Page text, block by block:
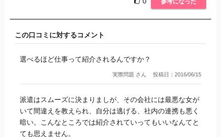
この口コミに対するコメント
選べるほど仕事って紹介されるんですか？
実際問題 さん 投稿日：2016/06/15
派遣はスムーズに決まりましが、その会社には最悪な女が
いて間違えを教えられ、自分は逃げる、社内の連携も悪く
暗い。こんなところでは紹介されていってもいいなんてと
ても思えません。